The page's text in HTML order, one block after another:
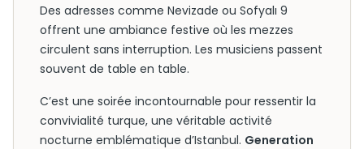
Des adresses comme Nevizade ou Sofyalı 9
offrent une ambiance festive où les mezzes
circulent sans interruption. Les musiciens passent
souvent de table en table.
C’est une soirée incontournable pour ressentir la
convivialité turque, une véritable activité
nocturne emblématique d’Istanbul. Generation